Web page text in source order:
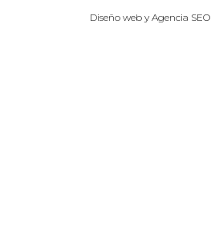
Diseño web y Agencia SEO